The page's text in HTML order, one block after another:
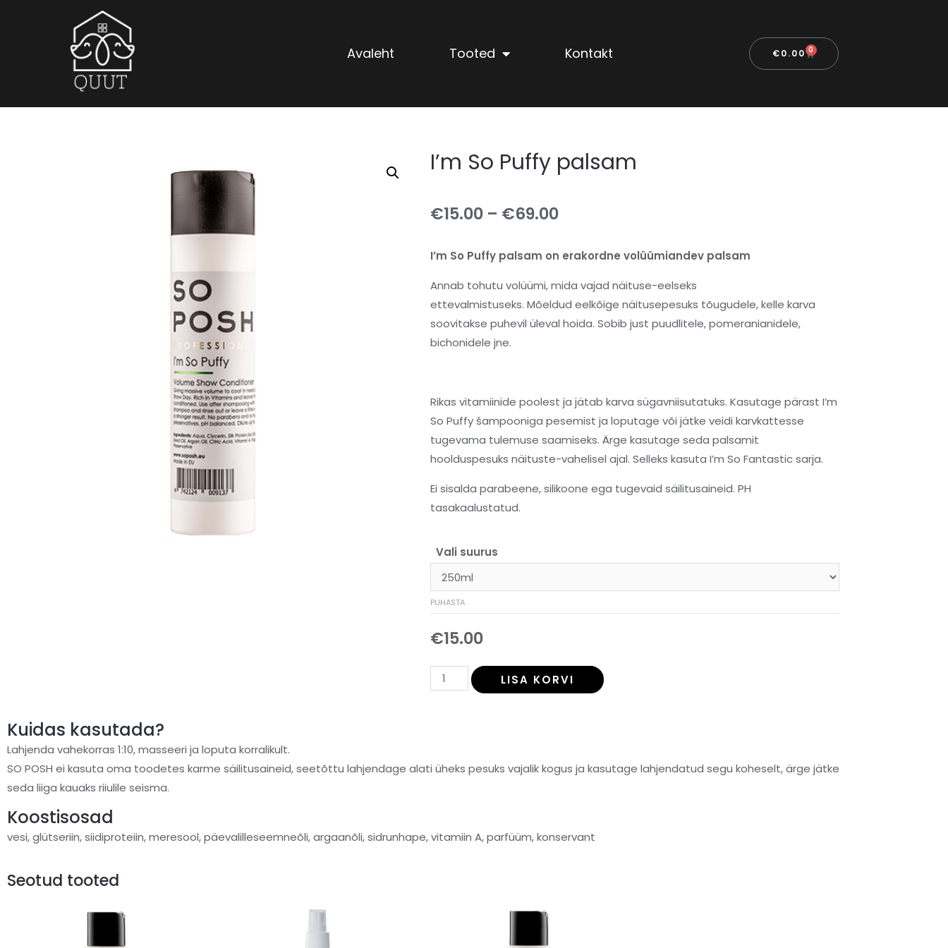
Avaleht Tooted Kontakt €0.00 0
I’m So Puffy palsam
€15.00 – €69.00
I’m So Puffy palsam on erakordne volüümiandev palsam
Annab tohutu volüümi, mida vajad näituse-eelseks
ettevalmistuseks. Mõeldud eelkõige näitusepesuks tõugudele, kelle karva
soovitakse puhevil üleval hoida. Sobib just puudlitele, pomeranianidele,
bichonidele jne.
Rikas vitamiinide poolest ja jätab karva sügavniisutatuks. Kasutage pärast I’m
So Puffy šampooniga pesemist ja loputage või jätke veidi karvkattesse
tugevama tulemuse saamiseks. Ärge kasutage seda palsamit
hoolduspesuks näituste-vahelisel ajal. Selleks kasuta I’m So Fantastic sarja.
Ei sisalda parabeene, silikoone ega tugevaid säilitusaineid. PH
tasakaalustatud.
Vali suurus
PUHASTA
€15.00
LISA KORVI
Kuidas kasutada?
Lahjenda vahekorras 1:10, masseeri ja loputa korralikult.
SO POSH ei kasuta oma toodetes karme säilitusaineid, seetõttu lahjendage alati üheks pesuks vajalik kogus ja kasutage lahjendatud segu koheselt, ärge jätke
seda liiga kauaks riiulile seisma.
Koostisosad
vesi, glütseriin, siidiproteiin, meresool, päevalilleseemneõli, argaanõli, sidrunhape, vitamiin A, parfüüm, konservant
Seotud tooted